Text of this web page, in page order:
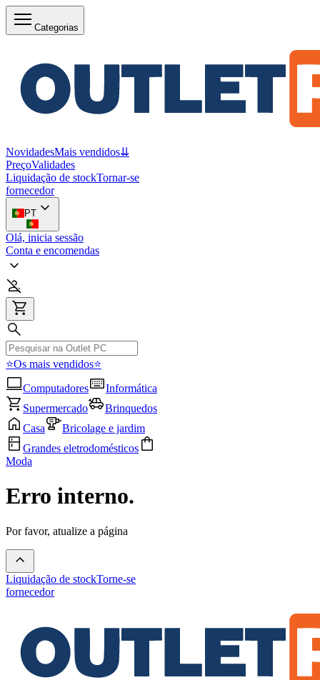
Categorias
NovidadesMais vendidos⇊
PreçoValidades
Liquidação de stockTornar-se
fornecedor
PT
Olá, inicia sessão
Conta e encomendas
⭐Os mais vendidos⭐
Computadores
Informática
Supermercado
Brinquedos
Casa
Bricolage e jardim
Grandes eletrodomésticos
Moda
Erro interno.
Por favor, atualize a página
Liquidação de stockTorne-se
fornecedor